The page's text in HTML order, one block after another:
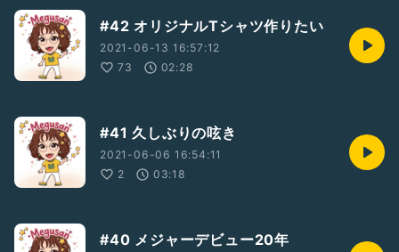
#42 オリジナルTシャツ作りたい
2021-06-13 16:57:12
73
02:28
#41 久しぶりの呟き
2021-06-06 16:54:11
2
03:18
#40 メジャーデビュー20年